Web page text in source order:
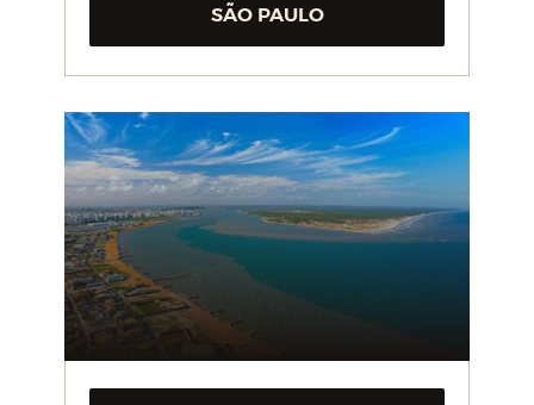
SÃO PAULO